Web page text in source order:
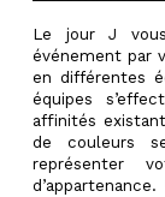
Le jour J
événement par
en différentes
équipes
affinités
de couleurs
représenter